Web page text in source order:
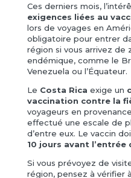
Ces derniers mois,
exigences liées au
lors de voyages en
obligatoire pour entrer
région si vous arrivez de
endémique, comme le
Venezuela ou l’Équateur.
Le Costa Rica exige un
vaccination contre la
voyageurs en
effectué une escale de
d’entre eux. Le vaccin
10 jours avant l’entrée
Si vous prévoyez de
région, pensez à vérifier